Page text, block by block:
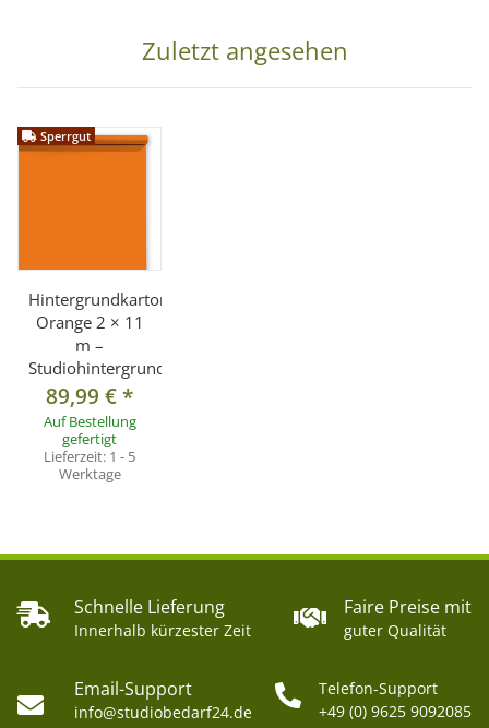
Zuletzt angesehen
Sperrgut
Hintergrundkarton
Orange 2 × 11
m –
Studiohintergrund
89,99 €*
Auf Bestellung
gefertigt
Lieferzeit: 1 - 5
Werktage
Schnelle Lieferung
Innerhalb kürzester Zeit
Faire Preise mit
guter Qualität
Email-Support
info@studiobedarf24.de
Telefon-Support
+49 (0) 9625 9092085